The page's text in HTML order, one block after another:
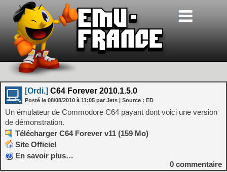
[Ordi.] C64 Forever 2010.1.5.0
Posté le 08/08/2010 à 11:05 par Jets | Source : ED
Un émulateur de Commodore C64 payant dont voici une version
de démonstration.
Télécharger C64 Forever v11 (159 Mo)
Site Officiel
En savoir plus…
0 commentaire